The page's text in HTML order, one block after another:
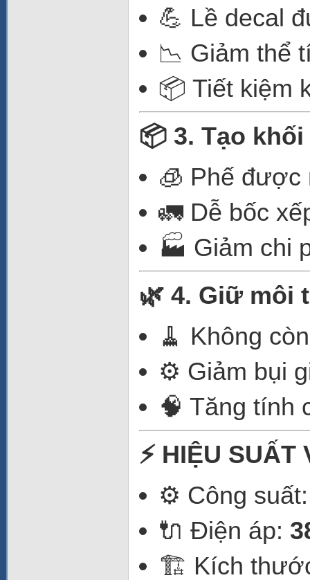
💪 Lề decal
📉 Giảm thể
📦 Tiết kiệm
📦 3. Tạo
🧊 Phế được
🚛 Dễ bốc
🏭 Giảm chi
🌿 4. Giữ môi
🧹 Không
⚙️ Giảm bụi
🧠 Tăng tính
⚡ HIỆU
⚙️ Công
🔌 Điện áp:
🏗️ Kích